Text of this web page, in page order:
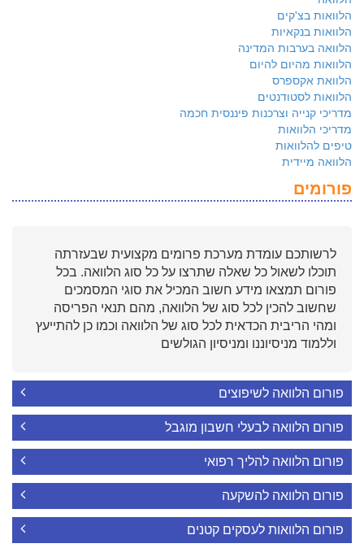
הלוואות בצ'קים
הלוואות בנקאיות
הלוואה בערבות המדינה
הלוואות מהיום להיום
הלוואת אקספרס
הלוואות לסטודנטים
מדריכי קנייה וצרכנות פיננסית חכמה
מדריכי הלוואות
טיפים להלוואות
הלוואה מיידית
פורומים
לרשותכם עומדת מערכת פרומים מקצועית שבעזרתה
תוכלו לשאול כל שאלה שתרצו על כל סוג הלוואה. בכל
פורום תמצאו מידע חשוב המכיל את סוגי המסמכים
שחשוב להכין לכל סוג של הלוואה, מהם תנאי הפריסה
ומהי הריבית הכדאית לכל סוג של הלוואה וכמו כן להתייעץ
וללמוד מניסיוננו ומניסיון הגולשים
פורום הלוואה לשיפוצים
פורום הלוואה לבעלי חשבון מוגבל
פורום הלוואה להליך רפואי
פורום הלוואה להשקעה
פורום הלוואות לעסקים קטנים